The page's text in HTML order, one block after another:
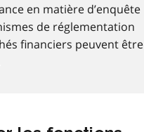
en matière d’enquête
de réglementation
financiers peuvent être